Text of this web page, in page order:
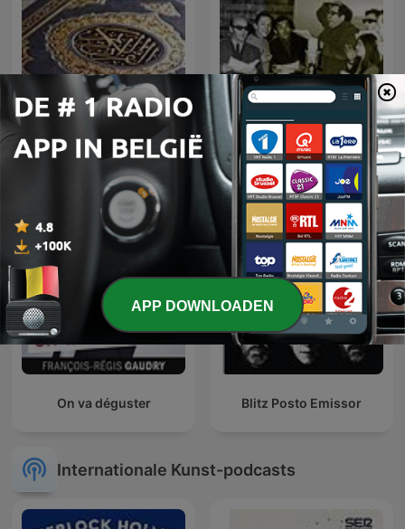
Lecture du coran Radyo Tiyatrosu
On va déguster Blitz Posto Emissor
Internationale Kunst-podcasts
APP DOWNLOADEN